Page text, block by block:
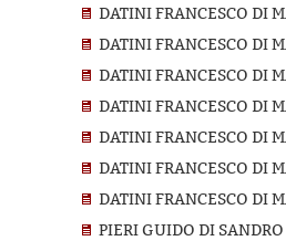
DATINI FRANCESCO DI
DATINI FRANCESCO DI
DATINI FRANCESCO DI
DATINI FRANCESCO DI
DATINI FRANCESCO DI
DATINI FRANCESCO DI
DATINI FRANCESCO
PIERI GUIDO DI